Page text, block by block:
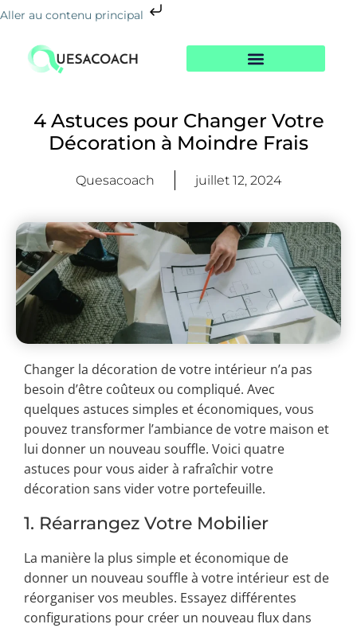
Aller au contenu principal
4 Astuces pour Changer Votre
Décoration à Moindre Frais
Quesacoach juillet 12, 2024
Changer la décoration de votre intérieur n’a pas
besoin d’être coûteux ou compliqué. Avec
quelques astuces simples et économiques, vous
pouvez transformer l’ambiance de votre maison et
lui donner un nouveau souffle. Voici quatre
astuces pour vous aider à rafraîchir votre
décoration sans vider votre portefeuille.
1. Réarrangez Votre Mobilier
La manière la plus simple et économique de
donner un nouveau souffle à votre intérieur est de
réorganiser vos meubles. Essayez différentes
configurations pour créer un nouveau flux dans